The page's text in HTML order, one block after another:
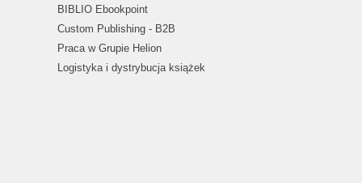
BIBLIO Ebookpoint
Custom Publishing - B2B
Praca w Grupie Helion
Logistyka i dystrybucja książek